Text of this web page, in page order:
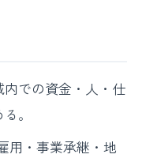
内での資金・人・仕
。
用・事業承継・地